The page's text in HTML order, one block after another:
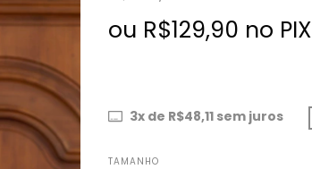
ou R$129,90 no PIX
3x de R$48,11sem juros
TAMANHO